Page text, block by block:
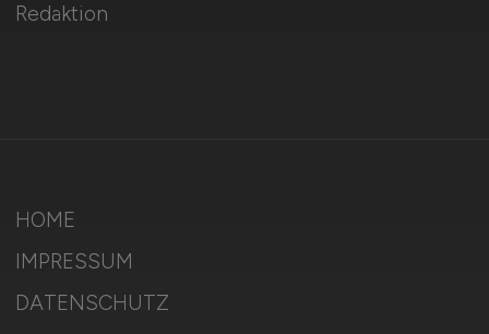
Redaktion
HOME
IMPRESSUM
DATENSCHUTZ